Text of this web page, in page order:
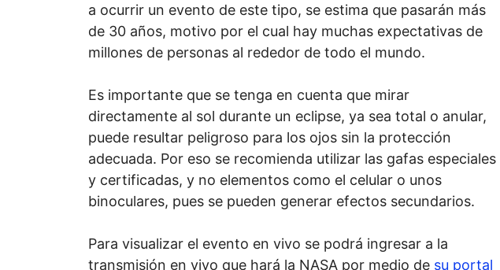
a ocurrir un evento de este tipo, se estima que pasarán más
de 30 años, motivo por el cual hay muchas expectativas de
millones de personas al rededor de todo el mundo.
Es importante que se tenga en cuenta que mirar
directamente al sol durante un eclipse, ya sea total o anular,
puede resultar peligroso para los ojos sin la protección
adecuada. Por eso se recomienda utilizar las gafas especiales
y certificadas, y no elementos como el celular o unos
binoculares, pues se pueden generar efectos secundarios.
Para visualizar el evento en vivo se podrá ingresar a la
transmisión en vivo que hará la NASA por medio de su portal